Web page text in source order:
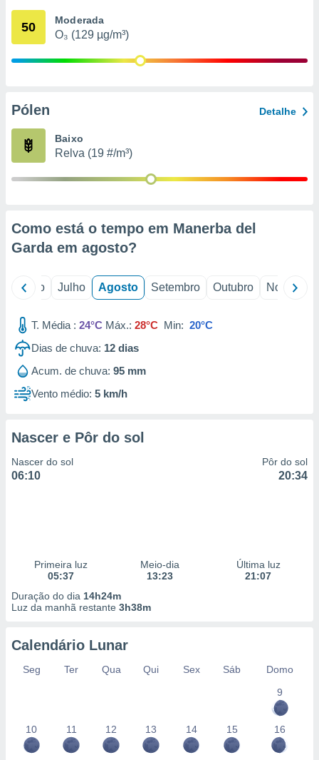
através
estudos
1199
50 Moderada
O₃ (129 µg/m³)
Pólen Detalhe
Baixo
Relva (19 #/m³)
Como está o tempo em Manerba del
Garda em agosto?
Junho Julho Agosto Setembro Outubro Novembro
T. Média : 24°C Máx.: 28°C Min: 20°C
Dias de chuva: 12 dias
Acum. de chuva: 95 mm
Vento médio: 5 km/h
Nascer e Pôr do sol
Nascer do sol
06:10
Pôr do sol
20:34
Primeira luz
05:37
Meio-dia
13:23
Última luz
21:07
Duração do dia 14h24m
Luz da manhã restante 3h38m
Calendário Lunar
Seg Ter Qua Qui Sex Sáb
Domo
9
10 11 12 13 14 15 16